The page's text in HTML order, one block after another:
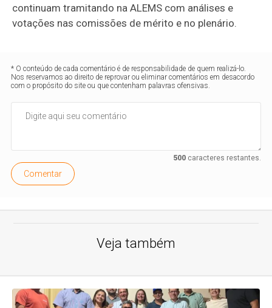
continuam tramitando na ALEMS com análises e
votações nas comissões de mérito e no plenário.
* O conteúdo de cada comentário é de responsabilidade de quem realizá-lo.
Nos reservamos ao direito de reprovar ou eliminar comentários em desacordo
com o propósito do site ou que contenham palavras ofensivas.
500caracteres restantes.
Comentar
Veja também